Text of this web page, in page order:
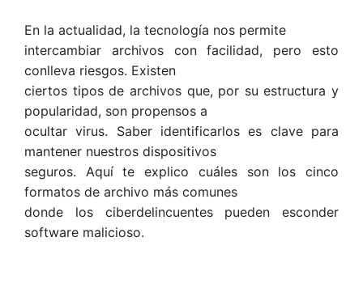
En la actualidad, la tecnología nos permite
intercambiar archivos con facilidad, pero esto
conlleva riesgos. Existen
ciertos tipos de archivos que, por su estructura y
popularidad, son propensos a
ocultar virus. Saber identificarlos es clave para
mantener nuestros dispositivos
seguros. Aquí te explico cuáles son los cinco
formatos de archivo más comunes
donde los ciberdelincuentes pueden esconder
software malicioso.